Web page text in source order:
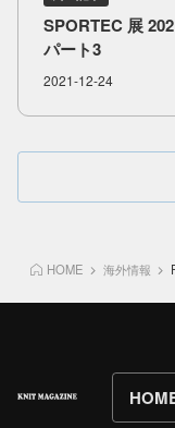
SPORTEC 展
パート3
2021-12-24
HOME 海外情報